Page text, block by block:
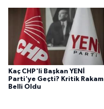
Kaç CHP'li Başkan YENİ
Parti'ye Geçti? Kritik Rakam
Belli Oldu